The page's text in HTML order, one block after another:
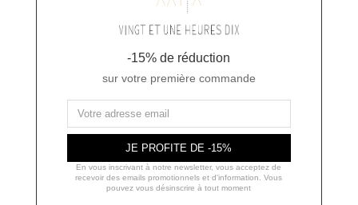
-15% de réduction
sur votre première commande
JE PROFITE DE -15%
En vous inscrivant à notre newsletter, vous acceptez de
recevoir des emails promotionnels et d'information. Vous
pouvez vous désinscrire à tout moment